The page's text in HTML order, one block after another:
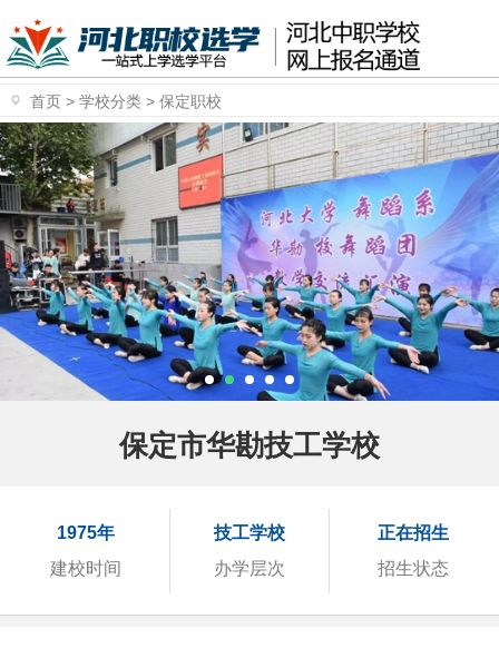
首页 > 学校分类 > 保定职校
保定市华勘技工学校
1975年
建校时间
技工学校
办学层次
正在招生
招生状态